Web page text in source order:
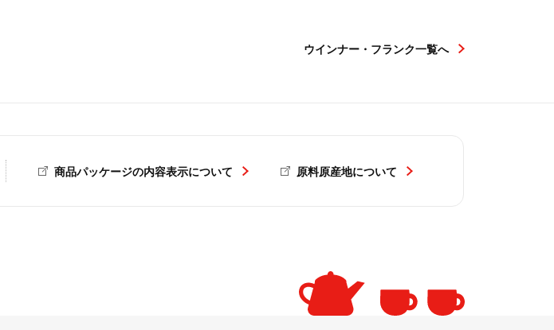
ウインナー・フランク一覧へ
商品パッケージの内容表示について 原料原産地について